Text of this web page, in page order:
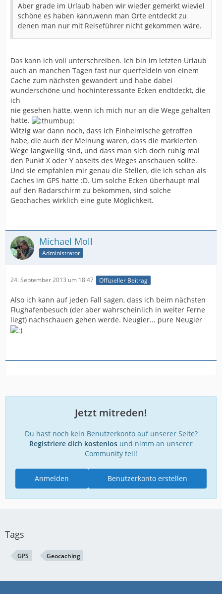
Aber grade im Urlaub haben wir wieder gemerkt wieviel
schöne es haben kann,wenn man Orte entdeckt zu
denen man nur mit Reiseführer nicht gekommen wäre.
Das kann ich voll unterschreiben. Ich bin im letzten Urlaub
auch an manchen Tagen fast nur querfeldein von einem
Cache zum nächsten gewandert und habe dabei
wunderschöne und hochinteressante Ecken endtdeckt, die
ich
nie gesehen hätte, wenn ich mich nur an die Wege gehalten
hätte.
Witzig war dann noch, dass ich Einheimische getroffen
habe, die auch der Meinung waren, dass die markierten
Wege langweilig sind, und dass man sich doch ruhig mal
den Punkt X oder Y abseits des Weges anschauen sollte.
Und sie empfahlen mir genau die Stellen, die ich schon als
Caches im GPS hatte :D. Um solche Ecken überhaupt mal
auf den Radarschirm zu bekommen, sind solche
Geochaches wirklich eine gute Möglichkeit.
Michael Moll
Administrator
24. September 2013 um 18:47 Offizieller Beitrag
Also ich kann auf jeden Fall sagen, dass ich beim nächsten
Flughafenbesuch (der aber wahrscheinlich in weiter Ferne
liegt) nachschauen gehen werde. Neugier... pure Neugier
Jetzt mitreden!
Du hast noch kein Benutzerkonto auf unserer Seite?
Registriere dich kostenlos und nimm an unserer
Community teil!
Benutzerkonto erstellen
Anmelden
Tags
GPS Geocaching